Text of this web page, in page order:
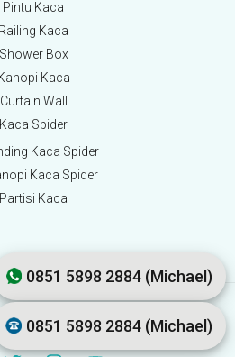
0851 5898 2884 (Michael)
0851 5898 2884 (Michael)
Pintu Kaca
Railing Kaca
Shower Box
Kaca
Curtain Wall
Kaca Spider
Kaca Spider
Kaca Spider
Partisi Kaca
| Development by Lusmo Digital